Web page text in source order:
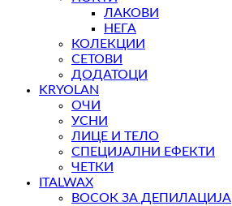
ЛАКОВИ
НЕГА
КОЛЕКЦИИ
СЕТОВИ
ДОДАТОЦИ
KRYOLAN
ОЧИ
УСНИ
ЛИЦЕ И ТЕЛО
СПЕЦИЈАЛНИ ЕФЕКТИ
ЧЕТКИ
ITALWAX
ВОСОК ЗА ДЕПИЛАЦИЈА